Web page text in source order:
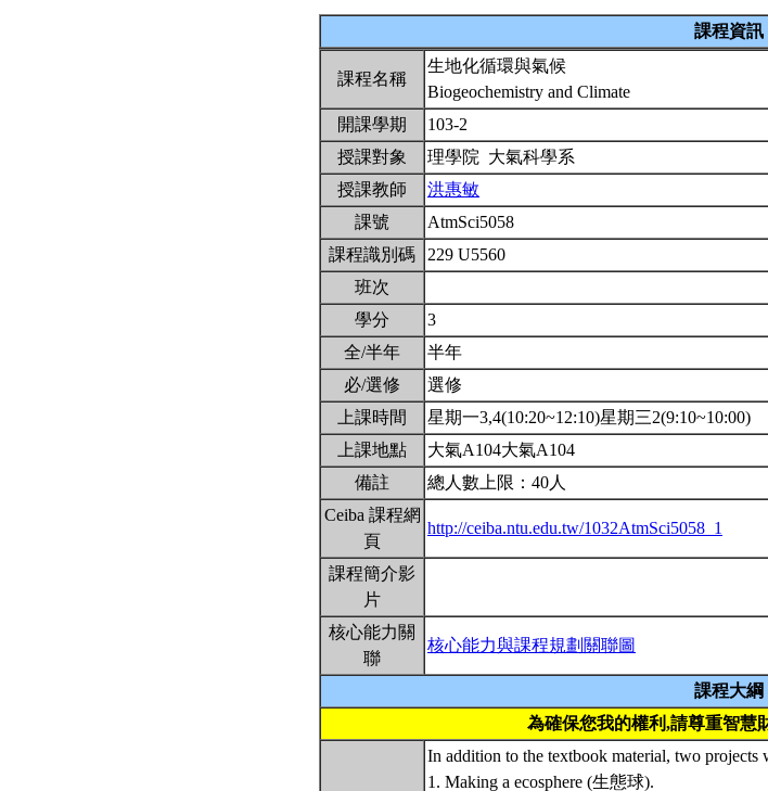
課程資訊
課程名稱
生地化循環與氣候
Biogeochemistry and Climate
開課學期
103-2
授課對象
理學院 大氣科學系
授課教師
洪惠敏
課號
AtmSci5058
課程識別碼
229 U5560
班次
學分
3
全/半年
半年
必/選修
選修
上課時間
星期一3,4(10:20~12:10)星期三2(9:10~10:00)
上課地點
大氣A104大氣A104
備註
總人數上限：40人
Ceiba 課程網
頁
http://ceiba.ntu.edu.tw/1032AtmSci5058_1
課程簡介影
片
核心能力關
聯
核心能力與課程規劃關聯圖
課程大綱
為確保您我的權利,請尊重智慧
In addition to the textbook material, two projects
1. Making a ecosphere (生態球).